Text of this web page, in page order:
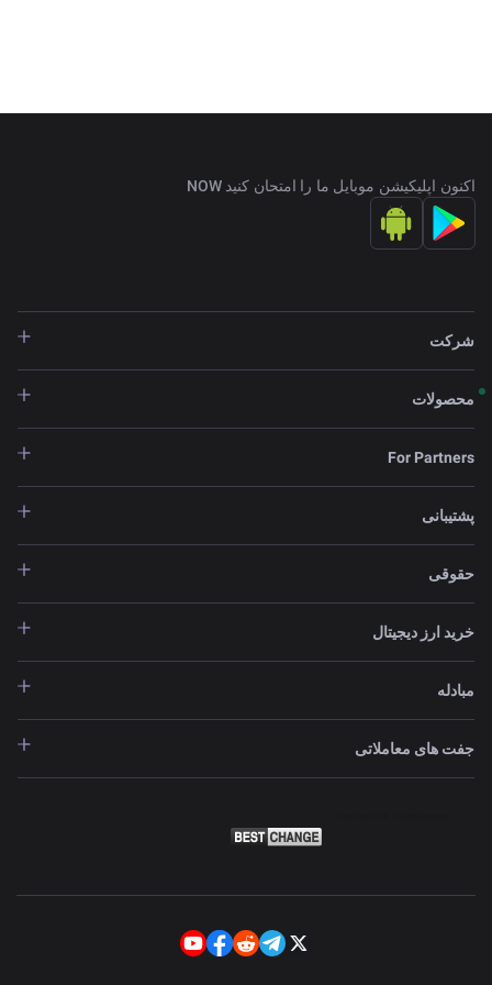
اکنون اپلیکیشن موبایل ما را امتحان کنید NOW
شرکت
محصولات
For Partners
پشتیبانی
حقوقی
خرید ارز دیجیتال
مبادله
جفت های معاملاتی